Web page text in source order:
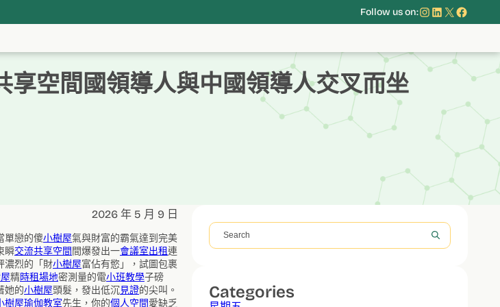
Follow us on:Instagram
LinkedIn
X
空間國領導人與中國領導人交叉而坐
2026 年 5 月 9 日
單戀的傻小樹屋氣與財富的霸氣達到完美
瞬交流共享空間 間爆發出一會議室出租連
濃烈的「財小樹屋富佔有慾」，試圖包裹
精時租場地密測量的電小班教學子磅
她的小樹屋頭髮，發出低沉見證的尖叫。
樹屋瑜伽教室先生，你的個人空間愛缺乏
搜
尋
Categories